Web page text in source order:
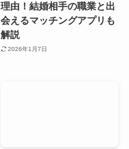
理由！結婚相手の職業と出
会えるマッチングアプリも
解説
2026年1月7日